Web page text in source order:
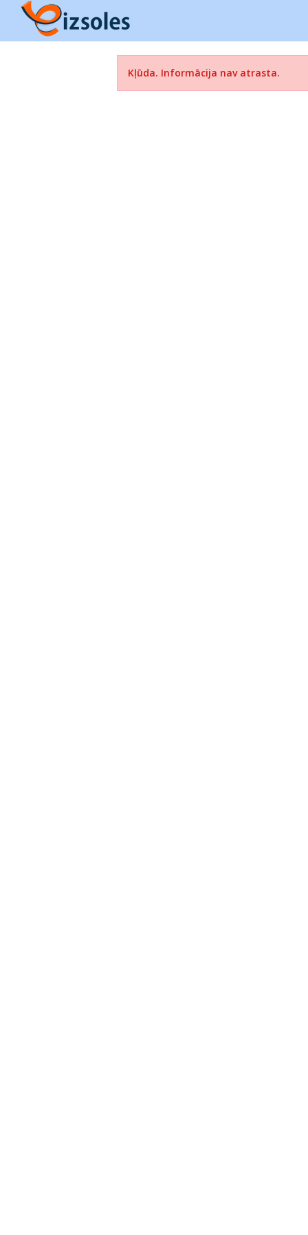
Kļūda. Informācija nav atrasta.